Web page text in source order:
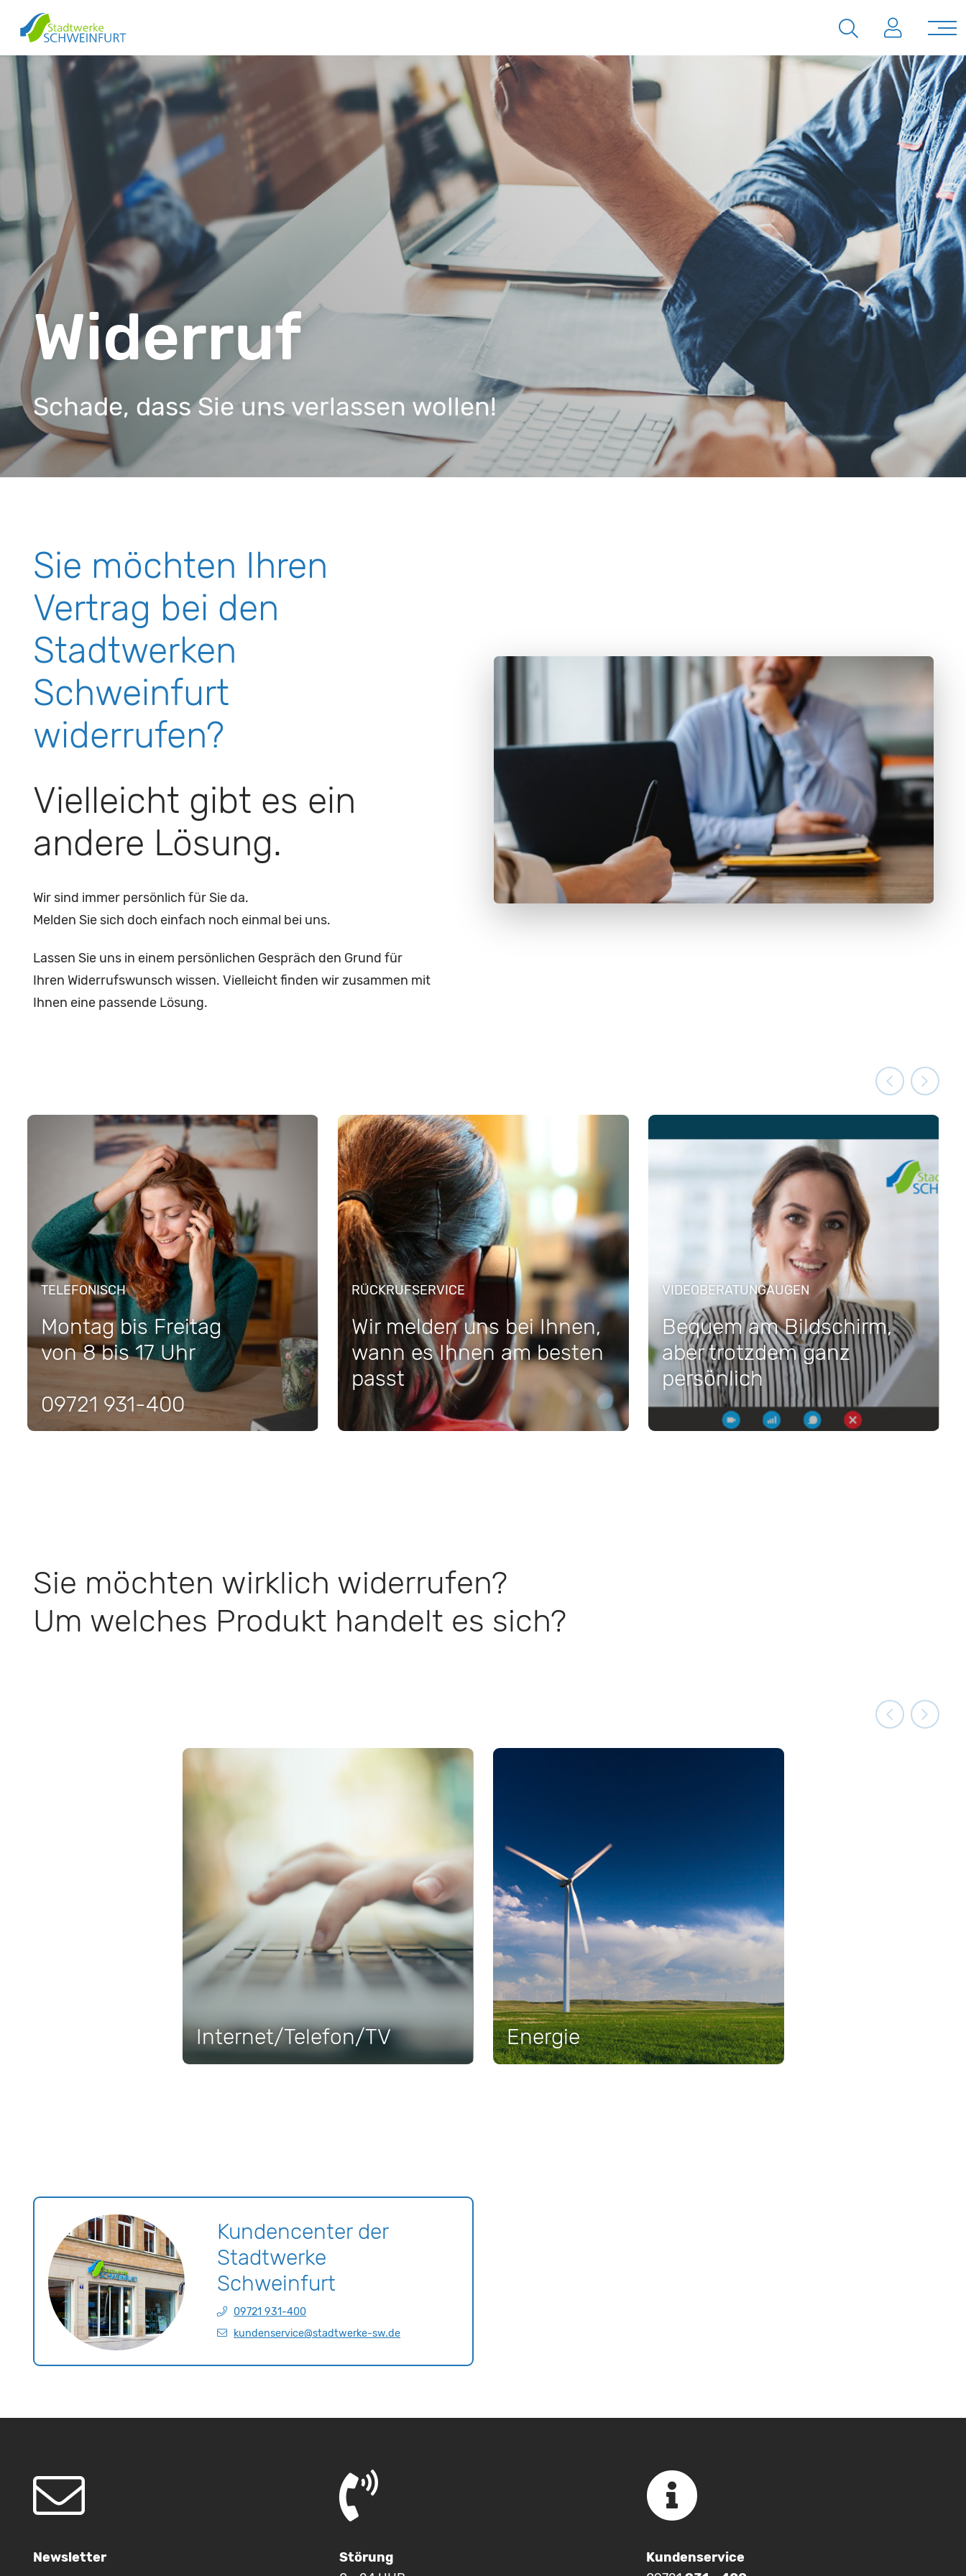
Widerruf
Schade, dass Sie uns verlassen wollen!
Sie möchten Ihren
Vertrag bei den
Stadtwerken
Schweinfurt
widerrufen?
Vielleicht gibt es ein
andere Lösung.
Wir sind immer persönlich für Sie da.
Melden Sie sich doch einfach noch einmal bei uns.
Lassen Sie uns in einem persönlichen Gespräch den Grund für
Ihren Widerrufswunsch wissen. Vielleicht finden wir zusammen mit
Ihnen eine passende Lösung.
TELEFONISCH
Montag bis Freitag
von 8 bis 17 Uhr
09721 931-400
RÜCKRUFSERVICE
Wir melden uns bei Ihnen,
wann es Ihnen am besten
passt
VIDEOBERATUNGAUGEN
Bequem am Bildschirm,
aber trotzdem ganz
persönlich
Sie möchten wirklich widerrufen?
Um welches Produkt handelt es sich?
Internet/Telefon/TV Energie
Kundencenter der
Stadtwerke
Schweinfurt
09721 931-400
kundenservice@stadtwerke-sw.de
Newsletter
Störung
Kundenservice